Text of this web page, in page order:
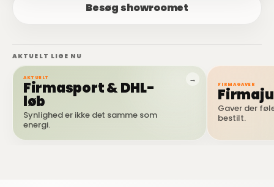
Besøg showroomet
AKTUELT LIGE NU
AKTUELT
Firmasport & DHL-
løb
Synlighed er ikke det samme som
energi.
FIRMAGAVER
Gaver der
bestilt.